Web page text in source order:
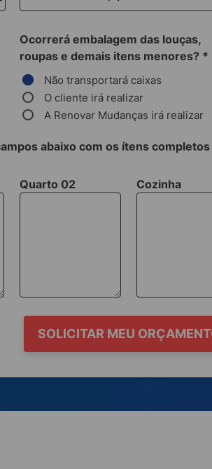
Ocorrerá embalagem das louças,
roupas e demais itens menores? *
Não transportará caixas
O cliente irá realizar
A Renovar Mudanças irá realizar
abaixo com os ítens
Quarto 02 Cozinha
SOLICITAR MEU